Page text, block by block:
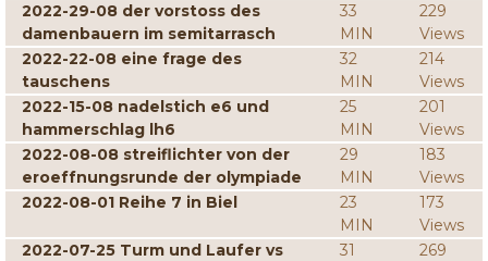
2022-29-08 der vorstoss des
damenbauern im semitarrasch
33
MIN
229
Views
2022-22-08 eine frage des
tauschens
32
MIN
214
Views
2022-15-08 nadelstich e6 und
hammerschlag lh6
25
MIN
201
Views
2022-08-08 streiflichter von der
eroeffnungsrunde der olympiade
29
MIN
183
Views
2022-08-01 Reihe 7 in Biel
23
MIN
173
Views
2022-07-25 Turm und Laufer vs
31
269